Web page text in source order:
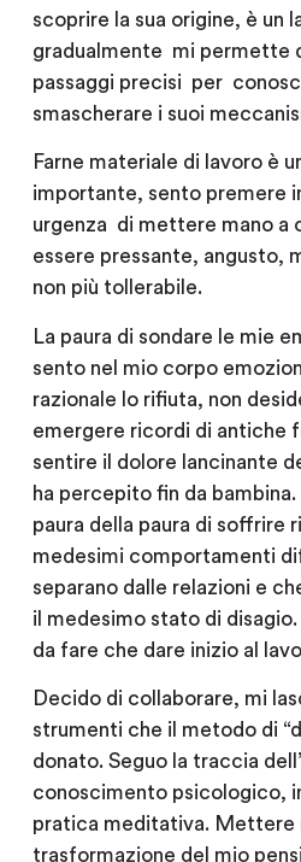
scoprire la sua origine, è un
gradualmente mi permette
passaggi precisi per
smascherare i suoi
Farne materiale di lavoro è
importante, sento premere
urgenza di mettere mano a
essere pressante, angusto,
non più tollerabile.
La paura di sondare le mie
sento nel mio corpo
razionale lo rifiuta, non
emergere ricordi di antiche
sentire il dolore lancinante
ha percepito fin da
paura della paura di soffrire
medesimi comportamenti
separano dalle relazioni e
il medesimo stato di
da fare che dare inizio al
Decido di collaborare, mi
strumenti che il metodo di
donato. Seguo la traccia
conoscimento psicologico,
pratica meditativa. Mettere
trasformazione del mio